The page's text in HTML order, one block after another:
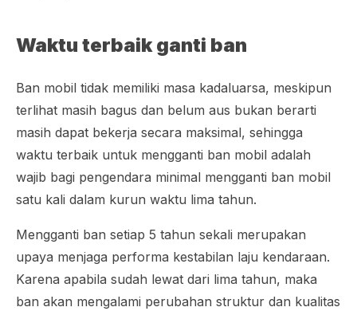
Waktu terbaik ganti ban
Ban mobil tidak memiliki masa kadaluarsa, meskipun
terlihat masih bagus dan belum aus bukan berarti
masih dapat bekerja secara maksimal, sehingga
waktu terbaik untuk mengganti ban mobil adalah
wajib bagi pengendara minimal mengganti ban mobil
satu kali dalam kurun waktu lima tahun.
Mengganti ban setiap 5 tahun sekali merupakan
upaya menjaga performa kestabilan laju kendaraan.
Karena apabila sudah lewat dari lima tahun, maka
ban akan mengalami perubahan struktur dan kualitas